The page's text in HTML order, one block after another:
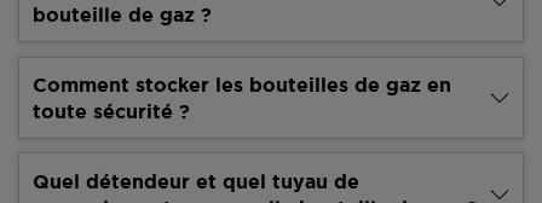
bouteille de gaz ?
Comment stocker les bouteilles de gaz en
toute sécurité ?
Quel détendeur et quel tuyau de